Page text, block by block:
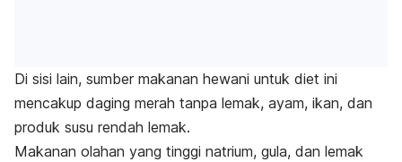
Di sisi lain, sumber makanan hewani untuk diet ini
mencakup daging merah tanpa lemak, ayam, ikan, dan
produk susu rendah lemak.
Makanan olahan yang tinggi natrium, gula, dan lemak